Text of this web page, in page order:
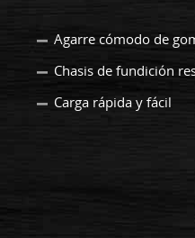
Agarre cómodo de
Chasis de fundición
Carga rápida y fácil